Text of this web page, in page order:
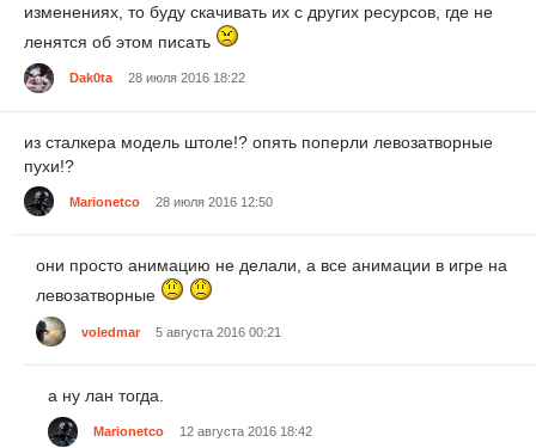
изменениях, то буду скачивать их с других ресурсов, где не
ленятся об этом писать
Dak0ta 28 июля 2016 18:22
из сталкера модель штоле!? опять поперли левозатворные
пухи!?
Marionetco 28 июля 2016 12:50
они просто анимацию не делали, а все анимации в игре на
левозатворные
voledmar 5 августа 2016 00:21
а ну лан тогда.
Marionetco 12 августа 2016 18:42